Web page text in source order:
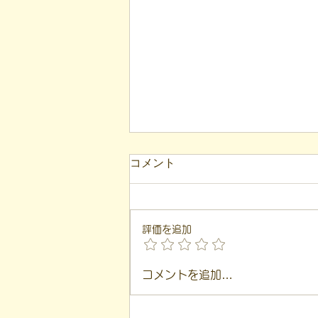
【代表ブログ】アメフトの戦
コメント
評価を追加
コメントを追加…